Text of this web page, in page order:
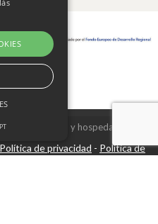
s.l. - Diseño y hospedaje
Política de privacidad - Política de